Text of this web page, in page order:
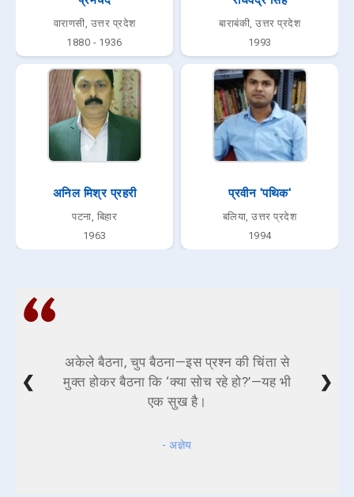
वाराणसी, उत्तर प्रदेश
1880 - 1936
बाराबंकी, उत्तर प्रदेश
1993
अनिल मिश्र प्रहरी
पटना, बिहार
1963
प्रवीन 'पथिक'
बलिया, उत्तर प्रदेश
1994
अकेले बैठना, चुप बैठना—इस प्रश्न की चिंता से
मुक्त होकर बैठना कि ‘क्या सोच रहे हो?’—यह भी
एक सुख है।
- अज्ञेय
❮ ❯